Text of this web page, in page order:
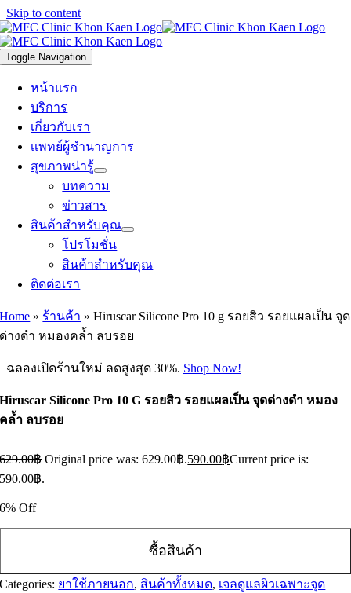
Skip to content
Toggle Navigation
หน้าแรก
บริการ
เกี่ยวกับเรา
เเพทย์ผู้ชำนาญการ
สุขภาพน่ารู้
บทความ
ข่าวสาร
สินค้าสำหรับคุณ
โปรโมชั่น
สินค้าสำหรับคุณ
ติดต่อเรา
Home » ร้านค้า »Hiruscar Silicone Pro 10 g รอยสิว รอยแผลเป็น จุด
ด่างดำ หมองคล้ำ ลบรอย
ฉลองเปิดร้านใหม่ ลดสูงสุด 30%. Shop Now!
Hiruscar Silicone Pro 10 G รอยสิว รอยแผลเป็น จุดด่างดำ หมอง
คล้ำ ลบรอย
629.00฿ Original price was: 629.00฿.590.00฿Current price is:
590.00฿.
6% Off
ซื้อสินค้า
Categories: ยาใช้ภายนอก, สินค้าทั้งหมด, เจลดูแลผิวเฉพาะจุด